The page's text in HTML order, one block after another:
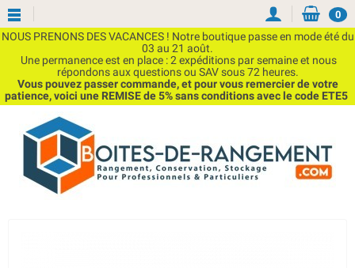
NOUS PRENONS DES VACANCES ! Notre boutique passe en mode été du
03 au 21 août.
Une permanence est en place : 2 expéditions par semaine et nous
répondons aux questions ou SAV sous 72 heures.
Vous pouvez passer commande, et pour vous remercier de votre
patience, voici une REMISE de 5% sans conditions avec le code ETE5
0